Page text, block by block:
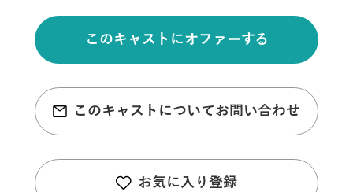
このキャストにオファーする
このキャストについてお問い合わせ
お気に入り登録